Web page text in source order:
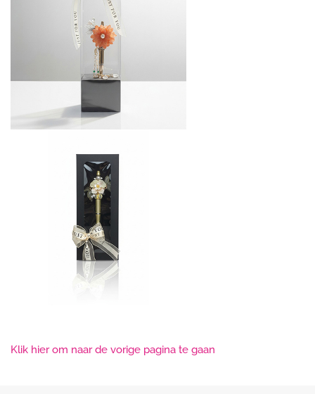
Klik hier om naar de vorige pagina te gaan